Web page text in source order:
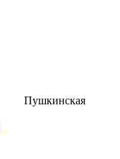
Пушкинская